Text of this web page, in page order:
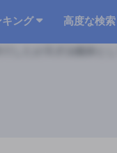
キング 高度な検索